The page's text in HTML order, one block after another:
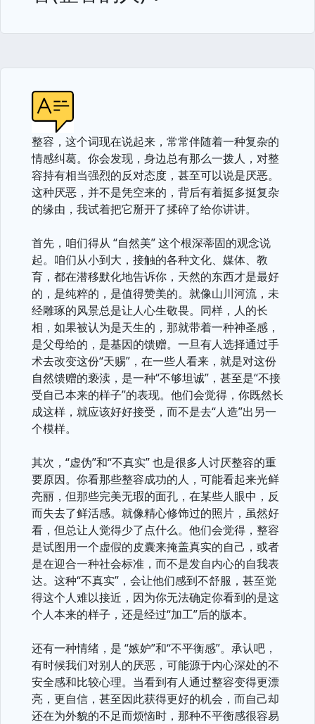
整容，这个词现在说起来，常常伴随着一种复杂的
情感纠葛。你会发现，身边总有那么一拨人，对整
容持有相当强烈的反对态度，甚至可以说是厌恶。
这种厌恶，并不是凭空来的，背后有着挺多挺复杂
的缘由，我试着把它掰开了揉碎了给你讲讲。
首先，咱们得从 “自然美” 这个根深蒂固的观念说
起。咱们从小到大，接触的各种文化、媒体、教
育，都在潜移默化地告诉你，天然的东西才是最好
的，是纯粹的，是值得赞美的。就像山川河流，未
经雕琢的风景总是让人心生敬畏。同样，人的长
相，如果被认为是天生的，那就带着一种神圣感，
是父母给的，是基因的馈赠。一旦有人选择通过手
术去改变这份“天赐”，在一些人看来，就是对这份
自然馈赠的亵渎，是一种“不够坦诚”，甚至是“不接
受自己本来的样子”的表现。他们会觉得，你既然长
成这样，就应该好好接受，而不是去“人造”出另一
个模样。
其次，“虚伪”和“不真实” 也是很多人讨厌整容的重
要原因。你看那些整容成功的人，可能看起来光鲜
亮丽，但那些完美无瑕的面孔，在某些人眼中，反
而失去了鲜活感。就像精心修饰过的照片，虽然好
看，但总让人觉得少了点什么。他们会觉得，整容
是试图用一个虚假的皮囊来掩盖真实的自己，或者
是在迎合一种社会标准，而不是发自内心的自我表
达。这种“不真实”，会让他们感到不舒服，甚至觉
得这个人难以接近，因为你无法确定你看到的是这
个人本来的样子，还是经过“加工”后的版本。
还有一种情绪，是 “嫉妒”和“不平衡感”。承认吧，
有时候我们对别人的厌恶，可能源于内心深处的不
安全感和比较心理。当看到有人通过整容变得更漂
亮，更自信，甚至因此获得更好的机会，而自己却
还在为外貌的不足而烦恼时，那种不平衡感很容易